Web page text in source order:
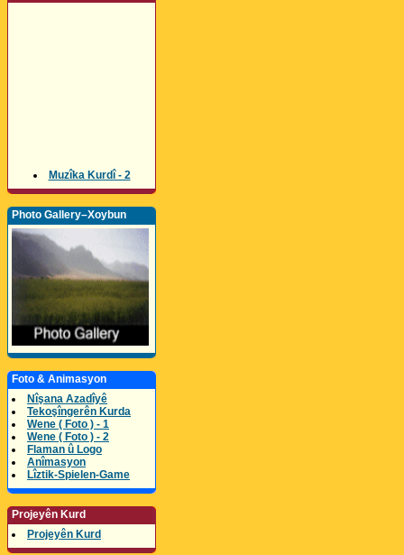
Muzîka Kurdî - 2
Photo Gallery–Xoybun
Foto & Animasyon
Nîşana Azadîyê
Tekoşîngerên Kurda
Wene ( Foto ) - 1
Wene ( Foto ) - 2
Flaman û Logo
Anîmasyon
Lîztik-Spielen-Game
Projeyên Kurd
Projeyên Kurd